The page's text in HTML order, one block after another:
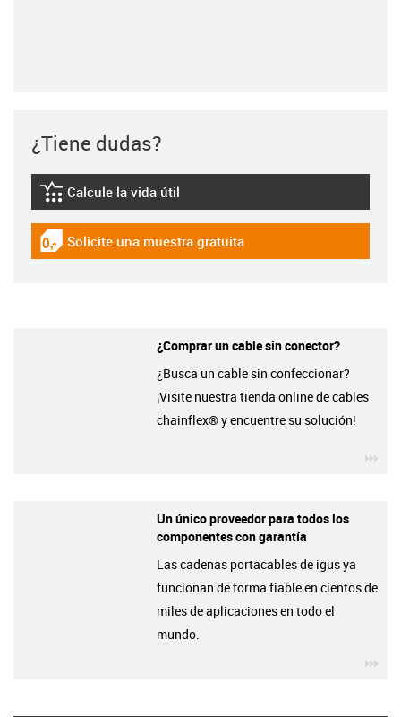
¿Tiene dudas?
igus-icon-lebensdauerrechner
Calcule la vida útil
igus-icon-gratismuster
Solicite una muestra gratuita
¿Comprar un cable sin conector?
¿Busca un cable sin confeccionar?
¡Visite nuestra tienda online de cables
chainflex® y encuentre su solución!
Un único proveedor para todos los
componentes con garantía
Las cadenas portacables de igus ya
funcionan de forma fiable en cientos de
miles de aplicaciones en todo el
mundo.